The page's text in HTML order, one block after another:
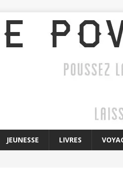
JEUNESSE LIVRES